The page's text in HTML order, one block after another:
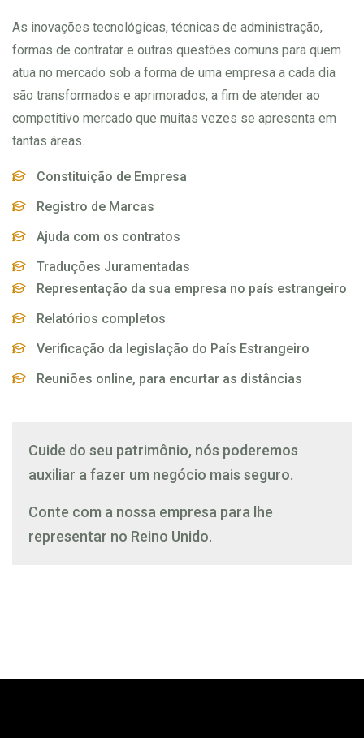
As inovações tecnológicas, técnicas de administração,
formas de contratar e outras questões comuns para quem
atua no mercado sob a forma de uma empresa a cada dia
são transformados e aprimorados, a fim de atender ao
competitivo mercado que muitas vezes se apresenta em
tantas áreas.
Constituição de Empresa
Registro de Marcas
Ajuda com os contratos
Traduções Juramentadas
Representação da sua empresa no país estrangeiro
Relatórios completos
Verificação da legislação do País Estrangeiro
Reuniões online, para encurtar as distâncias
Cuide do seu patrimônio, nós poderemos
auxiliar a fazer um negócio mais seguro.
Conte com a nossa empresa para lhe
representar no Reino Unido.